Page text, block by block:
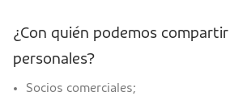
¿Con quién podemos
personales?
Socios comerciales;